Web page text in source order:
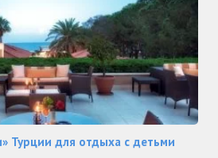
Турции для отдыха с детьми